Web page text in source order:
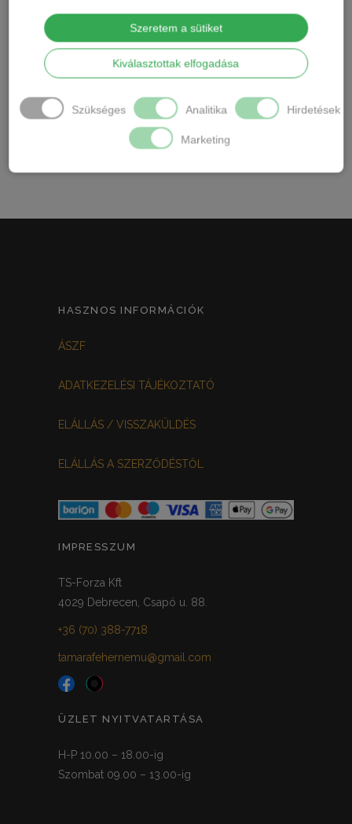
Anyaga: Poliészter,Poliamid,Bőr hatású
Mérete: S-L méretig
Csomag Tartalma: 2 részből áll.
nem tartalmazza a csomot.
HASZNOS INFORMÁCIÓK
ÁSZF
ADATKEZELÉSI TÁJÉKOZTATÓ
ELÁLLÁS / VISSZAKÜLDÉS
ELÁLLÁS A SZERZŐDÉSTŐL
IMPRESSZUM
TS-Forza Kft
4029 Debrecen, Csapó u. 88.
+36 (70) 388-7718
tamarafehernemu@gmail.com
ÜZLET NYITVATARTÁSA
H-P 10.00 – 18.00-ig
Szombat 09.00 – 13.00-ig
Szeretem a sütiket
Kiválasztottak elfogadása
Szükséges Analitika Hirdetések
Marketing